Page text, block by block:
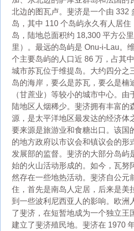
北边的图瓦卢。斐济是一个由 332
岛，其中 110 个岛屿永久有人居住
岛，陆地总面积约 18,300 平方公
里）。最远的岛屿是 Onu-i-Lau。
个主要岛屿的人口近 86 万，占其
城市苏瓦位于维提岛。大约四分之
岛的海岸，要么是苏瓦，要么是楠
（甘蔗业）等较小的城市中心。
陆地区人烟稀少。斐济拥有丰富的
源，是太平洋地区最发达的经济体
要来源是旅游业和食糖出口。该国
的地方政府以市议会和镇议会的形
发展部的监督。斐济的大部分岛屿
始的火山活动形成的。如今，瓦努
然存在一些地热活动。斐济自公元
住，首先是南岛人定居，后来是美
到一些波利尼西亚人的影响。欧洲
了斐济，在短暂地成为一个独立王
建立了斐济殖民地。斐济在 1970